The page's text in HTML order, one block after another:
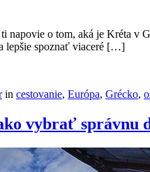
napovie o tom, aká je Kréta
lepšie spoznať viaceré […]
in cestovanie, Európa, Grécko,
vybrať správnu